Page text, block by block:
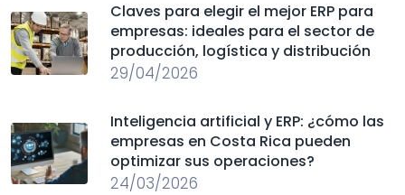
Claves para elegir el mejor ERP para
empresas: ideales para el sector de
producción, logística y distribución
29/04/2026
Inteligencia artificial y ERP: ¿cómo las
empresas en Costa Rica pueden
optimizar sus operaciones?
24/03/2026